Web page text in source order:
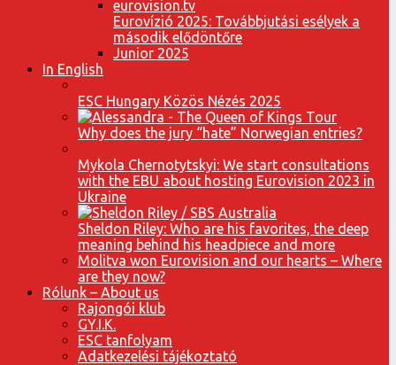
Eurovízió 2025: Továbbjutási esélyek a
második elődöntőre
Junior 2025
In English
ESC Hungary Közös Nézés 2025
Why does the jury “hate” Norwegian entries?
Mykola Chernotytskyi: We start consultations
with the EBU about hosting Eurovision 2023 in
Ukraine
Sheldon Riley: Who are his favorites, the deep
meaning behind his headpiece and more
Molitva won Eurovision and our hearts – Where
are they now?
Rólunk – About us
Rajongói klub
GY.I.K.
ESC tanfolyam
Adatkezelési tájékoztató